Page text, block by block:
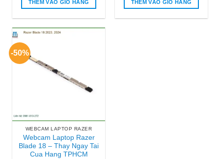
₫550.000.
THÊM VÀO GIỎ HÀNG THÊM VÀO GIỎ HÀNG
-50%
WEBCAM LAPTOP RAZER
Webcam Laptop Razer
Blade 18 – Thay Ngay Tai
Cua Hang TPHCM